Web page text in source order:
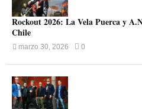
Rockout 2026: La Vela Puerca y
Chile
marzo 30, 2026 0